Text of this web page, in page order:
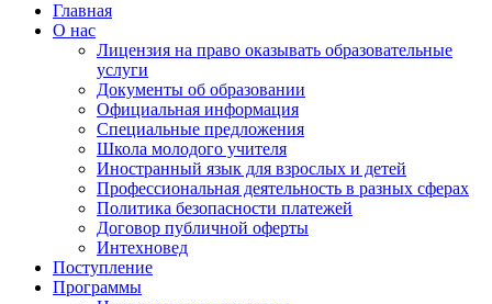
Главная
О нас
Лицензия на право оказывать образовательные
услуги
Документы об образовании
Официальная информация
Специальные предложения
Школа молодого учителя
Иностранный язык для взрослых и детей
Профессиональная деятельность в разных сферах
Политика безопасности платежей
Договор публичной оферты
Интехновед
Поступление
Программы